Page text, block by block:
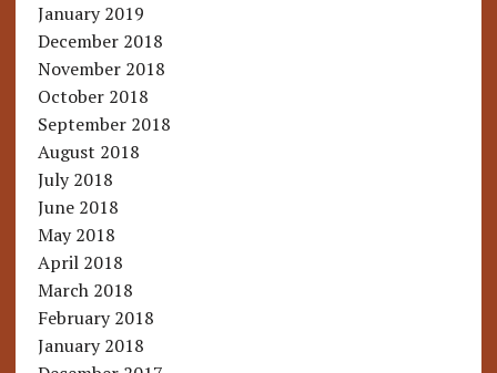
January 2019
December 2018
November 2018
October 2018
September 2018
August 2018
July 2018
June 2018
May 2018
April 2018
March 2018
February 2018
January 2018